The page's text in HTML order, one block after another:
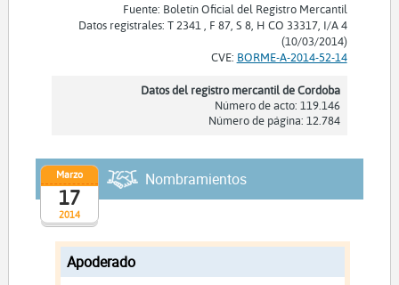
Fuente: Boletín Oficial del Registro Mercantil
Datos registrales: T 2341 , F 87, S 8, H CO 33317, I/A 4
(10/03/2014)
CVE: BORME-A-2014-52-14
Datos del registro mercantil de Cordoba
Número de acto: 119.146
Número de página: 12.784
2014
Marzo
17
Nombramientos
Apoderado